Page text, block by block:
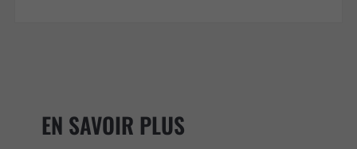
roulage de tôle, ses applications, ses
EN SAVOIR PLUS